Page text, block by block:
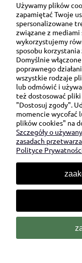
Ul.
Używamy plików
zapamiętać Twoje
spersonalizowane
związane z
wykorzystujemy
sposobu
Domyślnie
poprawnego
wszystkie rodzaje
lub odmówić i
też dostosować
"Dostosuj zgody".
momencie wycofać
plików cookies" na
Szczegóły o
zasadach
Polityce